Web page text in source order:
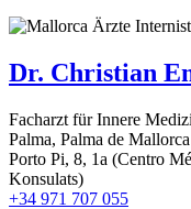
Dr. Christian
Facharzt für Innere
Palma, Palma de Mallorca
Porto Pi, 8, 1a (Centro
Konsulats)
+34 971 707 055